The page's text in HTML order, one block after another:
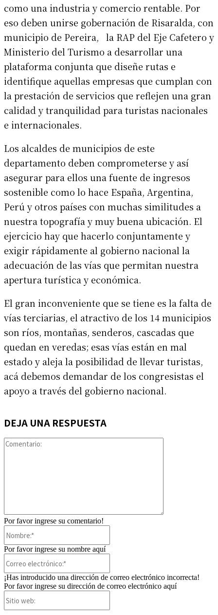
como una industria y comercio rentable. Por
eso deben unirse gobernación de Risaralda, con
municipio de Pereira, la RAP del Eje Cafetero y
Ministerio del Turismo a desarrollar una
plataforma conjunta que diseñe rutas e
identifique aquellas empresas que cumplan con
la prestación de servicios que reflejen una gran
calidad y tranquilidad para turistas nacionales
e internacionales.
Los alcaldes de municipios de este
departamento deben comprometerse y así
asegurar para ellos una fuente de ingresos
sostenible como lo hace España, Argentina,
Perú y otros países con muchas similitudes a
nuestra topografía y muy buena ubicación. El
ejercicio hay que hacerlo conjuntamente y
exigir rápidamente al gobierno nacional la
adecuación de las vías que permitan nuestra
apertura turística y económica.
El gran inconveniente que se tiene es la falta de
vías terciarias, el atractivo de los 14 municipios
son ríos, montañas, senderos, cascadas que
quedan en veredas; esas vías están en mal
estado y aleja la posibilidad de llevar turistas,
acá debemos demandar de los congresistas el
apoyo a través del gobierno nacional.
DEJA UNA RESPUESTA
Por favor ingrese su comentario!
Por favor ingrese su nombre aquí
¡Has introducido una dirección de correo electrónico incorrecta!
Por favor ingrese su dirección de correo electrónico aquí